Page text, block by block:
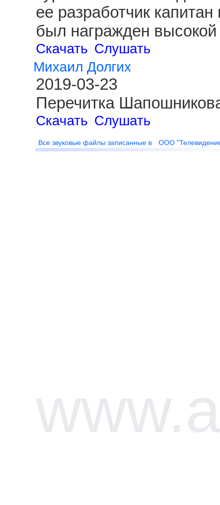
ее разработчик
был награжден
Скачать Слушать
Михаил Долгих
2019-03-23
Перечитка
Скачать Слушать
Все звуковые файлы записанные в ООО